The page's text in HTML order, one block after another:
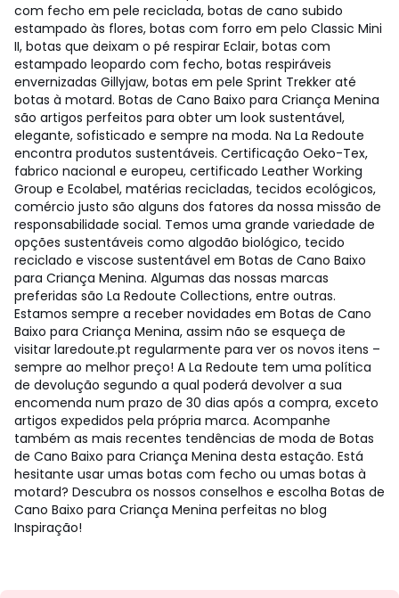
com fecho em pele reciclada, botas de cano subido
estampado às flores, botas com forro em pelo Classic Mini
II, botas que deixam o pé respirar Eclair, botas com
estampado leopardo com fecho, botas respiráveis
envernizadas Gillyjaw, botas em pele Sprint Trekker até
botas à motard. Botas de Cano Baixo para Criança Menina
são artigos perfeitos para obter um look sustentável,
elegante, sofisticado e sempre na moda. Na La Redoute
encontra produtos sustentáveis. Certificação Oeko-Tex,
fabrico nacional e europeu, certificado Leather Working
Group e Ecolabel, matérias recicladas, tecidos ecológicos,
comércio justo são alguns dos fatores da nossa missão de
responsabilidade social. Temos uma grande variedade de
opções sustentáveis como algodão biológico, tecido
reciclado e viscose sustentável em Botas de Cano Baixo
para Criança Menina. Algumas das nossas marcas
preferidas são La Redoute Collections, entre outras.
Estamos sempre a receber novidades em Botas de Cano
Baixo para Criança Menina, assim não se esqueça de
visitar laredoute.pt regularmente para ver os novos itens –
sempre ao melhor preço! A La Redoute tem uma política
de devolução segundo a qual poderá devolver a sua
encomenda num prazo de 30 dias após a compra, exceto
artigos expedidos pela própria marca. Acompanhe
também as mais recentes tendências de moda de Botas
de Cano Baixo para Criança Menina desta estação. Está
hesitante usar umas botas com fecho ou umas botas à
motard? Descubra os nossos conselhos e escolha Botas de
Cano Baixo para Criança Menina perfeitas no blog
Inspiração!